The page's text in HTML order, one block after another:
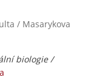
/ Masarykova
biologie /